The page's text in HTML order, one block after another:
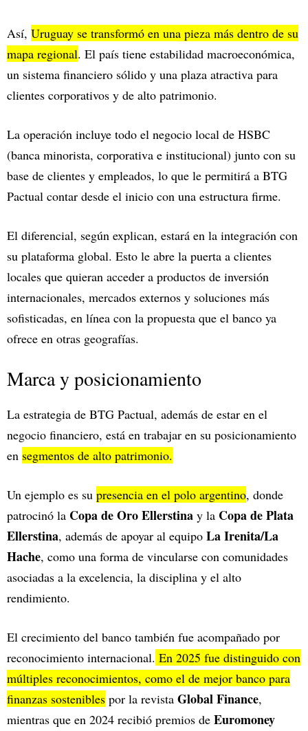
Así, Uruguay se transformó en una pieza más dentro de su
mapa regional. El país tiene estabilidad macroeconómica,
un sistema financiero sólido y una plaza atractiva para
clientes corporativos y de alto patrimonio.
La operación incluye todo el negocio local de HSBC
(banca minorista, corporativa e institucional) junto con su
base de clientes y empleados, lo que le permitirá a BTG
Pactual contar desde el inicio con una estructura firme.
El diferencial, según explican, estará en la integración con
su plataforma global. Esto le abre la puerta a clientes
locales que quieran acceder a productos de inversión
internacionales, mercados externos y soluciones más
sofisticadas, en línea con la propuesta que el banco ya
ofrece en otras geografías.
Marca y posicionamiento
La estrategia de BTG Pactual, además de estar en el
negocio financiero, está en trabajar en su posicionamiento
en segmentos de alto patrimonio.
Un ejemplo es su presencia en el polo argentino, donde
patrocinó la Copa de Oro Ellerstina y la Copa de Plata
Ellerstina, además de apoyar al equipo La Irenita/La
Hache, como una forma de vincularse con comunidades
asociadas a la excelencia, la disciplina y el alto
rendimiento.
El crecimiento del banco también fue acompañado por
reconocimiento internacional. En 2025 fue distinguido con
múltiples reconocimientos, como el de mejor banco para
finanzas sostenibles por la revista Global Finance,
mientras que en 2024 recibió premios de Euromoney